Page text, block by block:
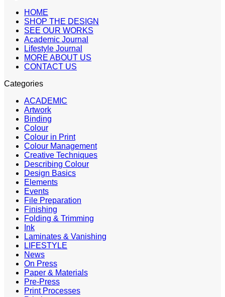
HOME
SHOP THE DESIGN
SEE OUR WORKS
Academic Journal
Lifestyle Journal
MORE ABOUT US
CONTACT US
Categories
ACADEMIC
Artwork
Binding
Colour
Colour in Print
Colour Management
Creative Techniques
Describing Colour
Design Basics
Elements
Events
File Preparation
Finishing
Folding & Trimming
Ink
Laminates & Vanishing
LIFESTYLE
News
On Press
Paper & Materials
Pre-Press
Print Processes